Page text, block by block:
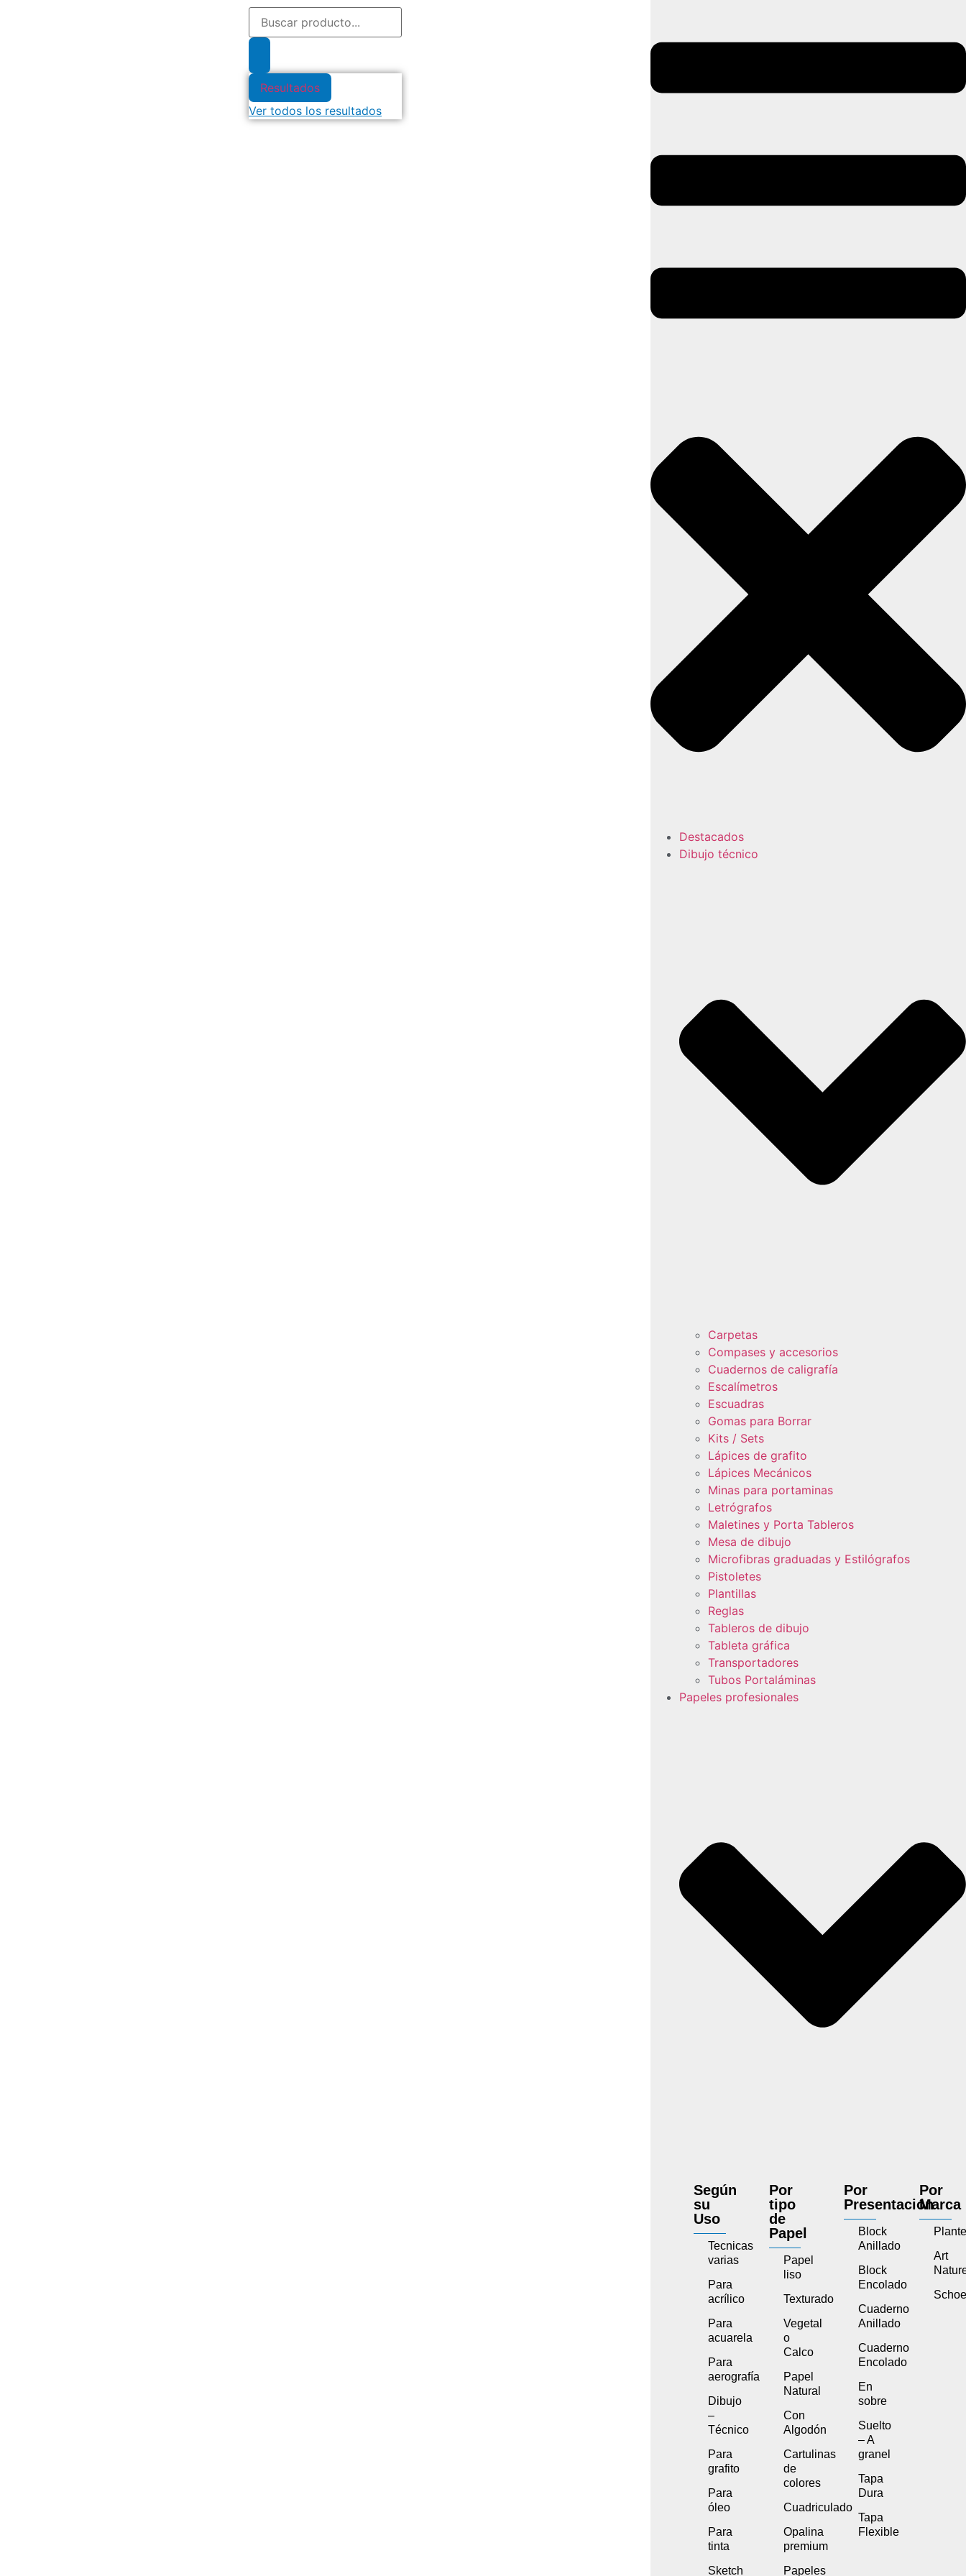
Resultados
Ver todos los resultados
Destacados
Dibujo técnico
Carpetas
Compases y accesorios
Cuadernos de caligrafía
Escalímetros
Escuadras
Gomas para Borrar
Kits / Sets
Lápices de grafito
Lápices Mecánicos
Minas para portaminas
Letrógrafos
Maletines y Porta Tableros
Mesa de dibujo
Microfibras graduadas y Estilógrafos
Pistoletes
Plantillas
Reglas
Tableros de dibujo
Tableta gráfica
Transportadores
Tubos Portaláminas
Papeles profesionales
Según
su
Uso
Tecnicas
varias
Para
acrílico
Para
acuarela
Para
aerografía
Dibujo
–
Técnico
Para
grafito
Para
óleo
Para
tinta
Sketch
Por
tipo
de
Papel
Papel
liso
Texturado
Vegetal
o
Calco
Papel
Natural
Con
Algodón
Cartulinas
de
colores
Cuadriculado
Opalina
premium
Papeles
Por
Presentación
Block
Anillado
Block
Encolado
Cuaderno
Anillado
Cuaderno
Encolado
En
sobre
Suelto
– A
granel
Tapa
Dura
Tapa
Flexible
Por
Marca
Art